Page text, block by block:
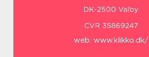
web: www.klikko.dk/